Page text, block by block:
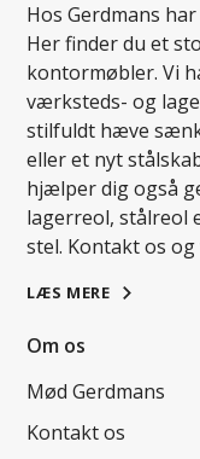
Hos Gerdmans
Her finder du et
kontormøbler. Vi
værksteds- og
stilfuldt hæve
eller et nyt
hjælper dig også
lagerreol, stålreol
stel. Kontakt os
LÆS MERE
Om os
Mød Gerdmans
Kontakt os